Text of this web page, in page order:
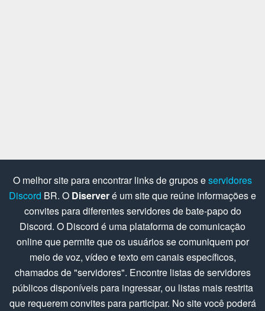
O melhor site para encontrar links de grupos eservidores
Discord BR. O Diserveré um site que reúne informações e
convites para diferentes servidores de bate-papo do
Discord. O Discord é uma plataforma de comunicação
online que permite que os usuários se comuniquem por
meio de voz, vídeo e texto em canais específicos,
chamados de "servidores". Encontre listas de servidores
públicos disponíveis para ingressar, ou listas mais restrita
que requerem convites para participar. No site você poderá